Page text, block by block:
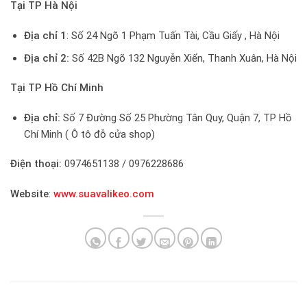
Tại TP Hà Nội
Địa chỉ 1: Số 24 Ngõ 1 Phạm Tuấn Tài, Cầu Giấy , Hà Nội
Địa chỉ 2: Số 42B Ngõ 132 Nguyễn Xiển, Thanh Xuân, Hà Nội
Tại TP Hồ Chí Minh
Địa chỉ: Số 7 Đường Số 25 Phường Tân Quy, Quận 7, TP Hồ
Chí Minh ( Ô tô đỗ cửa shop)
Điện thoại: 0974651138 / 0976228686
Website: www.suavalikeo.com